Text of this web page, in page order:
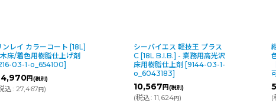
シーバイエス 軽技王 プラス
C [18L B.I.B.] - 業務用高光沢
床用樹脂仕上剤 [9144-03-1-
o_6043183
10,567 円(税別)
紺商 クリアコート 16L- 自然
色仕上げ浸透性吸水防止剤
【代引不可・個人宅配送不
可】 [7511-03-1-d
54,000円(税別)
(税込: 59,400